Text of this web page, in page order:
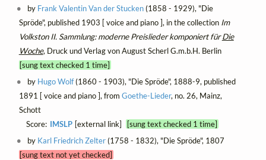
by Frank Valentin Van der Stucken(1858 - 1929), "Die
Spröde", published 1903 [ voice and piano ], in the collection Im
Volkston II. Sammlung: moderne Preislieder komponiert fürDie
Woche, Druck und Verlag von August Scherl G.m.b.H. Berlin
[sung text checked 1 time]
by Hugo Wolf(1860 - 1903), "Die Spröde", 1888-9, published
1891 [ voice and piano ], from Goethe-Lieder, no. 26, Mainz,
Schott
Score: IMSLP [external link]
[sung text checked 1 time]
by Karl Friedrich Zelter(1758 - 1832), "Die Spröde", 1807
[sung text not yet checked]